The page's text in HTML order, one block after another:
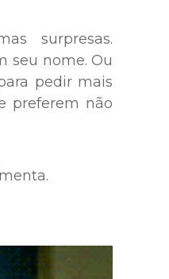
surpresas.
seu nome. Ou
pedir mais
preferem não